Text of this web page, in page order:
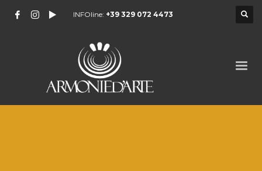
INFOline: +39 329 072 4473